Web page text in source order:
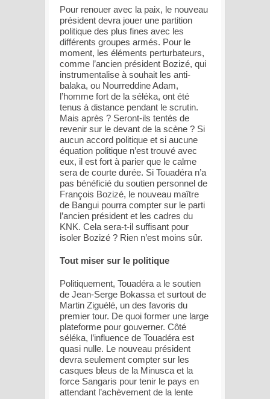
Pour renouer avec la paix, le nouveau
président devra jouer une partition
politique des plus fines avec les
différents groupes armés. Pour le
moment, les éléments perturbateurs,
comme l’ancien président Bozizé, qui
instrumentalise à souhait les anti-
balaka, ou Nourreddine Adam,
l’homme fort de la séléka, ont été
tenus à distance pendant le scrutin.
Mais après ? Seront-ils tentés de
revenir sur le devant de la scène ? Si
aucun accord politique et si aucune
équation politique n’est trouvé avec
eux, il est fort à parier que le calme
sera de courte durée. Si Touadéra n’a
pas bénéficié du soutien personnel de
François Bozizé, le nouveau maître
de Bangui pourra compter sur le parti
l’ancien président et les cadres du
KNK. Cela sera-t-il suffisant pour
isoler Bozizé ? Rien n’est moins sûr.
Tout miser sur le politique
Politiquement, Touadéra a le soutien
de Jean-Serge Bokassa et surtout de
Martin Ziguélé, un des favoris du
premier tour. De quoi former une large
plateforme pour gouverner. Côté
séléka, l’influence de Touadéra est
quasi nulle. Le nouveau président
devra seulement compter sur les
casques bleus de la Minusca et la
force Sangaris pour tenir le pays en
attendant l’achèvement de la lente